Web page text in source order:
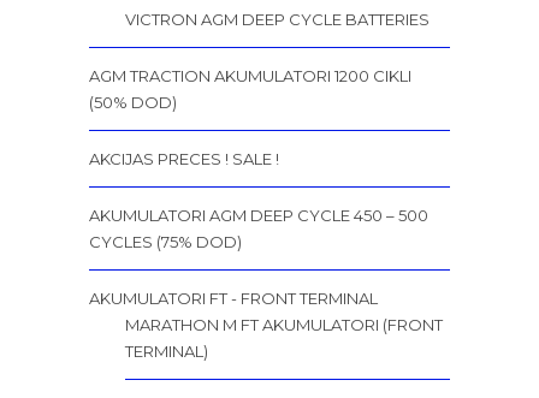
VICTRON AGM DEEP CYCLE BATTERIES
AGM TRACTION AKUMULATORI 1200 CIKLI
(50% DOD)
AKCIJAS PRECES ! SALE !
AKUMULATORI AGM DEEP CYCLE 450 – 500
CYCLES (75% DOD)
AKUMULATORI FT - FRONT TERMINAL
MARATHON M FT AKUMULATORI (FRONT
TERMINAL)